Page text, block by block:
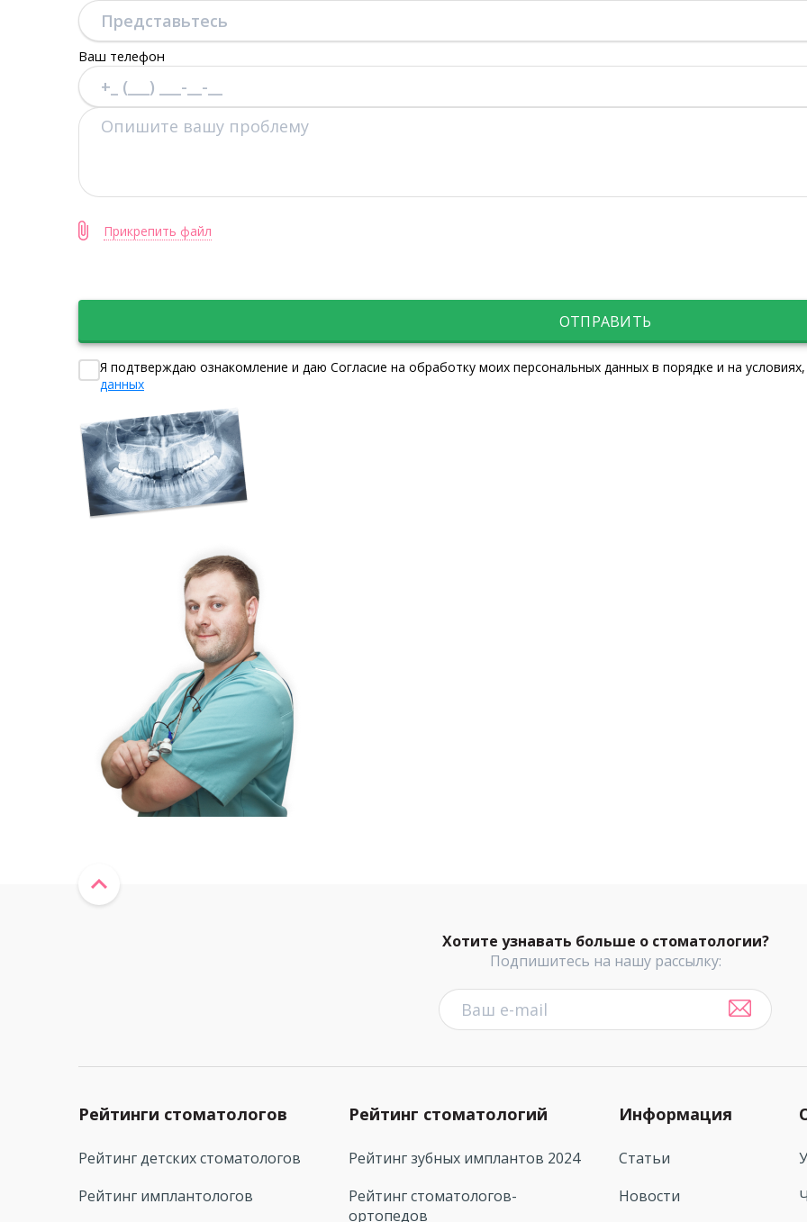
Ваш телефон
Прикрепить файл
ОТПРАВИТЬ
Я подтверждаю ознакомление и даю Согласие на обработку моих персональных данных в порядке и на
данных
Хотите узнавать больше о стоматологии?
Подпишитесь на нашу рассылку:
Рейтинги стоматологов
Рейтинг детских стоматологов
Рейтинг имплантологов
Рейтинг стоматологий
Рейтинг зубных имплантов 2024
Рейтинг стоматологов-
ортопедов
Информация
Статьи
Новости